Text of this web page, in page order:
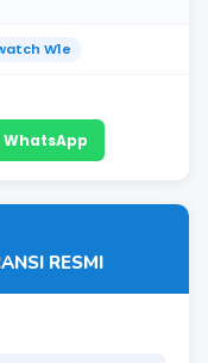
W1e
WhatsApp
RESMI